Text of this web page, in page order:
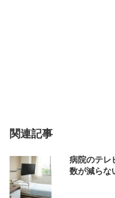
関連記事
病院のテレ
数が減らな